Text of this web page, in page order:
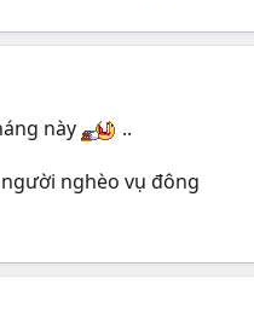
này
..
nghèo vụ đông